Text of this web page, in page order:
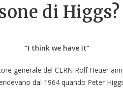
di Higgs?
“I think we have it”
generale del CERN Rolf Heuer
dal 1964 quando Peter